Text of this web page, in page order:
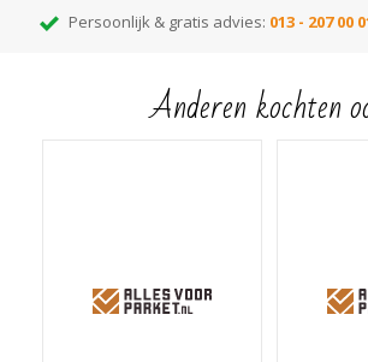
Persoonlijk & gratis advies: 013 - 207 00
Anderen kochten